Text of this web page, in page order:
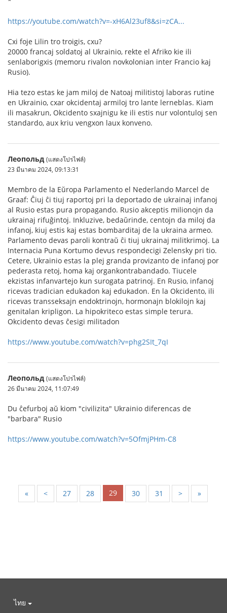
https://youtube.com/watch?v=-xH6Al23uf8&si=zCA...
Cxi foje Lilin tro troigis, cxu?
20000 francaj soldatoj al Ukrainio, rekte el Afriko kie ili
senlaborigxis (memoru rivalon novkolonian inter Francio kaj
Rusio).
Hia tezo estas ke jam miloj de Natoaj militistoj laboras rutine
en Ukrainio, cxar okcidentaj armiloj tro lante lerneblas. Kiam
ili masakrun, Okcidento sxajnigu ke ili estis nur volontuloj sen
standardo, aux kriu vengxon laux konveno.
Леопольд (แสดงโปรไฟล์)
23 มีนาคม 2024, 09:13:31
Membro de la Eŭropa Parlamento el Nederlando Marcel de
Graaf: Ĉiuj ĉi tiuj raportoj pri la deportado de ukrainaj infanoj
al Rusio estas pura propagando. Rusio akceptis milionojn da
ukrainaj rifuĝintoj. Inkluzive, bedaŭrinde, centojn da miloj da
infanoj, kiuj estis kaj estas bombarditaj de la ukraina armeo.
Parlamento devas paroli kontraŭ ĉi tiuj ukrainaj militkrimoj. La
Internacia Puna Kortumo devus respondecigi Zelensky pri tio.
Cetere, Ukrainio estas la plej granda provizanto de infanoj por
pederasta retoj, homa kaj organkontrabandado. Tiucele
ekzistas infanvartejo kun surogata patrinoj. En Rusio, infanoj
ricevas tradician edukadon kaj edukadon. En la Okcidento, ili
ricevas transseksajn endoktrinojn, hormonajn blokilojn kaj
genitalan kripligon. La hipokriteco estas simple terura.
Okcidento devas ĉesigi militadon
https://www.youtube.com/watch?v=phg2SIt_7qI
Леопольд (แสดงโปรไฟล์)
26 มีนาคม 2024, 11:07:49
Du ĉefurboj aŭ kiom "civilizita" Ukrainio diferencas de
"barbara" Rusio
https://www.youtube.com/watch?v=5OfmjPHm-C8
« < 27 28 29 30 31 > »
ไทย